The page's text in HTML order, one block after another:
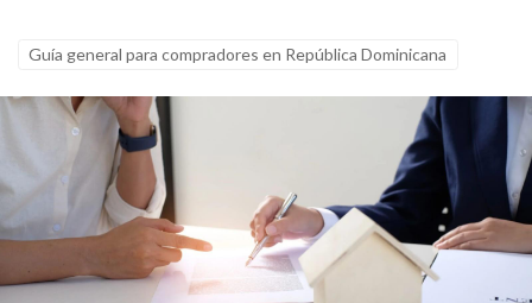
Guía general para compradores en República Dominicana